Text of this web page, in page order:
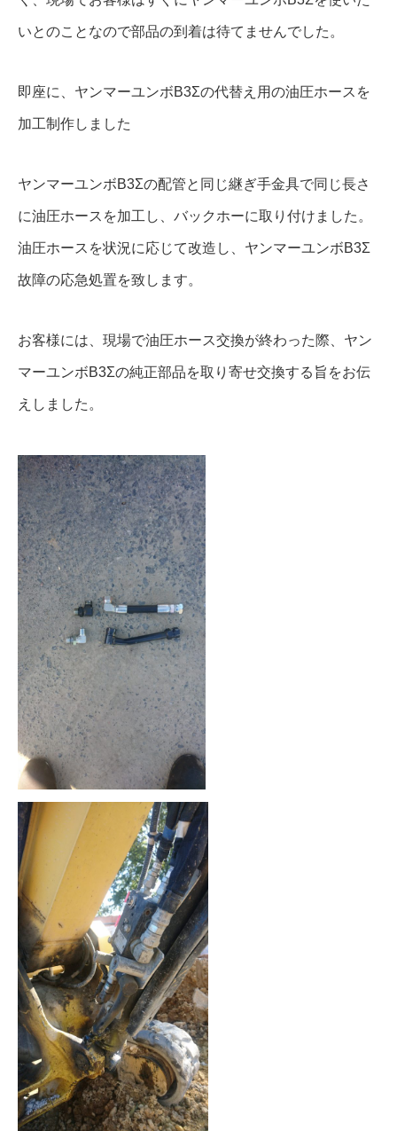
いとのことなので部品の到着は待てませんでした。
即座に、ヤンマーユンボB3Σの代替え用の油圧ホースを
加工制作しました
ヤンマーユンボB3Σの配管と同じ継ぎ手金具で同じ長さ
に油圧ホースを加工し、バックホーに取り付けました。
油圧ホースを状況に応じて改造し、ヤンマーユンボB3Σ
故障の応急処置を致します。
お客様には、現場で油圧ホース交換が終わった際、ヤン
マーユンボB3Σの純正部品を取り寄せ交換する旨をお伝
えしました。